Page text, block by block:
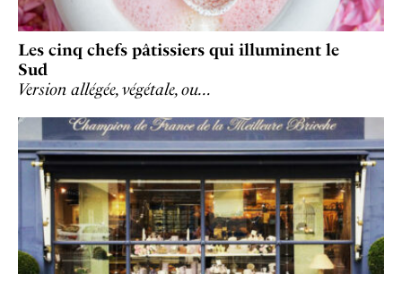
Les cinq chefs pâtissiers qui illuminent le
Sud
Version allégée, végétale, ou…